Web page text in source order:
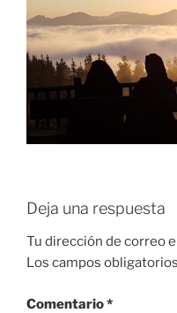
Deja una respuesta
Tu dirección de correo
Los campos
Comentario*